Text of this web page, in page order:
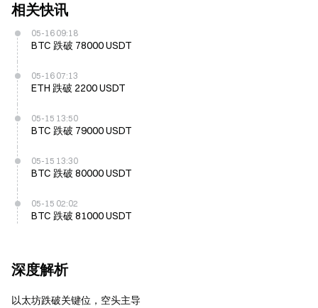
相关快讯
05-16 09:18
BTC 跌破 78000 USDT
05-16 07:13
ETH 跌破 2200 USDT
05-15 13:50
BTC 跌破 79000 USDT
05-15 13:30
BTC 跌破 80000 USDT
05-15 02:02
BTC 跌破 81000 USDT
深度解析
以太坊跌破关键位，空头主导